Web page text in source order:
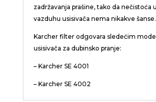
zadržavanja prašine, tako da nečistoća
vazduhu usisivača nema nikakve šanse.
Karcher filter odgovara sledećim
usisivača za dubinsko pranje:
– Karcher SE 4001
– Karcher SE 4002